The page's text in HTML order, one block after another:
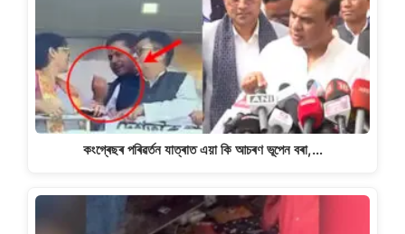
কংগ্ৰেছৰ পৰিৱৰ্তন যাত্ৰাত এয়া কি আচৰণ ভূপেন বৰা,…